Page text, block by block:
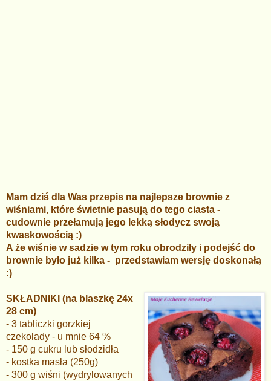
Mam dziś dla Was przepis na najlepsze brownie z
wiśniami, które świetnie pasują do tego ciasta -
cudownie przełamują jego lekką słodycz swoją
kwaskowością :)
A że wiśnie w sadzie w tym roku obrodziły i podejść do
brownie było już kilka - przedstawiam wersję doskonałą
:)
SKŁADNIKI (na blaszkę 24x
28 cm)
- 3 tabliczki gorzkiej
czekolady - u mnie 64 %
- 150 g cukru lub słodzidła
- kostka masła (250g)
- 300 g wiśni (wydrylowanych